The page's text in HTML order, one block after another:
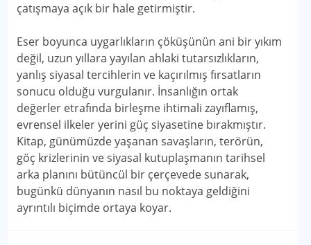
çatışmaya açık bir hale getirmiştir.
Eser boyunca uygarlıkların çöküşünün ani bir yıkım
değil, uzun yıllara yayılan ahlaki tutarsızlıkların,
yanlış siyasal tercihlerin ve kaçırılmış fırsatların
sonucu olduğu vurgulanır. İnsanlığın ortak
değerler etrafında birleşme ihtimali zayıflamış,
evrensel ilkeler yerini güç siyasetine bırakmıştır.
Kitap, günümüzde yaşanan savaşların, terörün,
göç krizlerinin ve siyasal kutuplaşmanın tarihsel
arka planını bütüncül bir çerçevede sunarak,
bugünkü dünyanın nasıl bu noktaya geldiğini
ayrıntılı biçimde ortaya koyar.